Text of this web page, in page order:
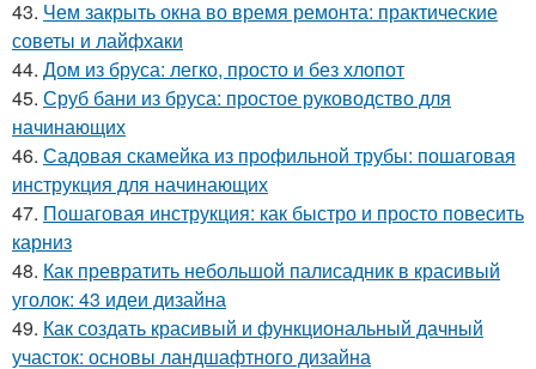
43. Чем закрыть окна во время ремонта: практические
советы и лайфхаки
44. Дом из бруса: легко, просто и без хлопот
45. Сруб бани из бруса: простое руководство для
начинающих
46. Садовая скамейка из профильной трубы: пошаговая
инструкция для начинающих
47. Пошаговая инструкция: как быстро и просто повесить
карниз
48. Как превратить небольшой палисадник в красивый
уголок: 43 идеи дизайна
49. Как создать красивый и функциональный дачный
участок: основы ландшафтного дизайна